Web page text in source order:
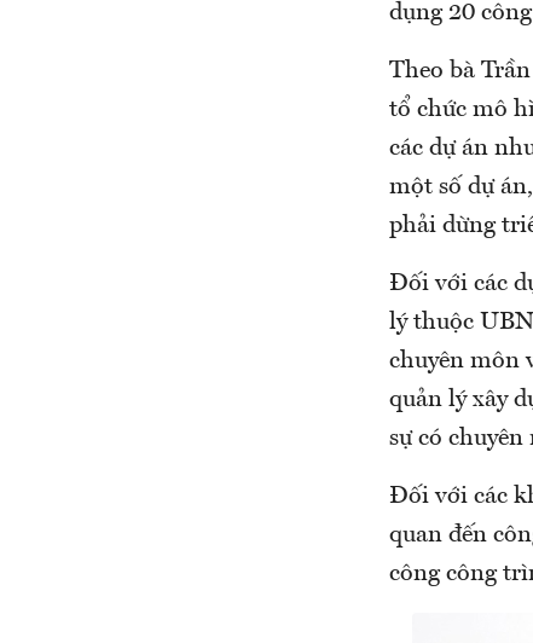
dụng 20
Theo bà
tổ chức mô
các dự án
một số dự
phải dừng
Đối với các
lý thuộc
chuyên môn
quản lý xây
sự có
Đối với các
quan đến
công công